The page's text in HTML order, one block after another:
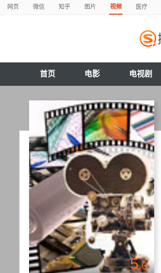
网页 微信 知乎 图片 视频 医疗
首页 电影 电视剧
5.0